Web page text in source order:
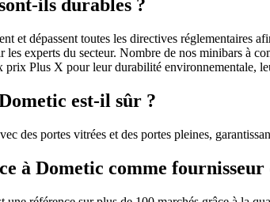
ils durables ?
et dépassent toutes les directives réglementaires
les experts du secteur. Nombre de nos minibars à
prix Plus X pour leur durabilité environnementale,
est-il sûr ?
des portes vitrées et des portes pleines,
à Dometic comme